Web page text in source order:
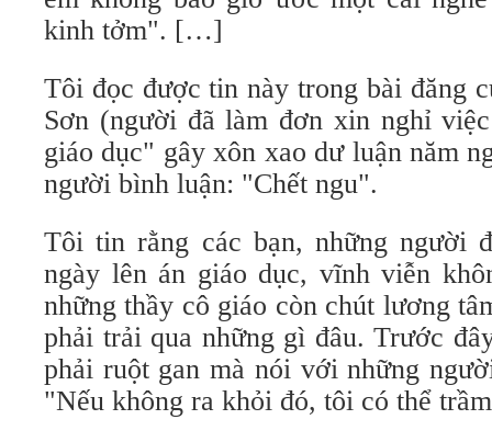
kinh tởm". […]
Tôi đọc được tin này trong bài đăng
Sơn (người đã làm đơn xin nghỉ
giáo dục" gây xôn xao dư luận năm
người bình luận: "Chết ngu".
Tôi tin rằng các bạn, những người
ngày lên án giáo dục, vĩnh viễn
những thầy cô giáo còn chút lương
phải trải qua những gì đâu. Trước
phải ruột gan mà nói với những
"Nếu không ra khỏi đó, tôi có thể